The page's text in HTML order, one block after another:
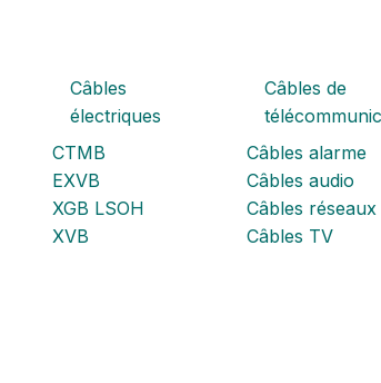
Câbles
électriques
CTMB
EXVB
XGB LSOH
XVB
Câbles de
Câbles alarme
Câbles audio
Câbles réseaux
Câbles TV